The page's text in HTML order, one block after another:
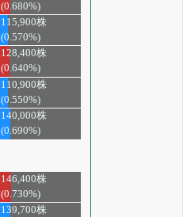
(0.680%)
115,900株
(0.570%)
128,400株
(0.640%)
110,900株
(0.550%)
140,000株
(0.690%)
146,400株
(0.730%)
139,700株